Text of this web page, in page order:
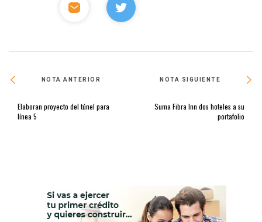
NOTA ANTERIOR
Elaboran proyecto del túnel para
línea 5
NOTA SIGUIENTE
Suma Fibra Inn dos hoteles a su
portafolio